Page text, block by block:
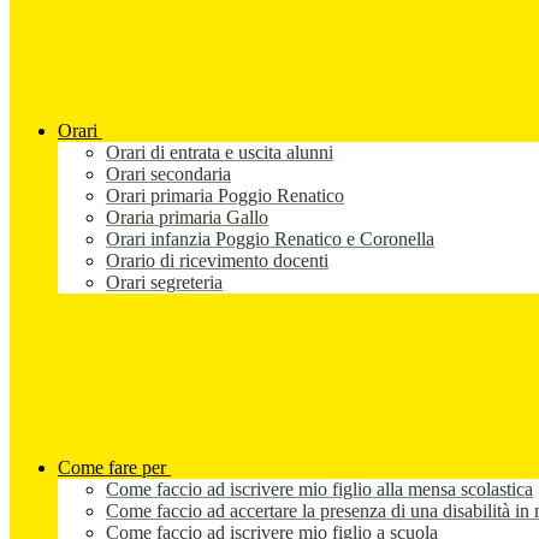
Orari
Orari di entrata e uscita alunni
Orari secondaria
Orari primaria Poggio Renatico
Oraria primaria Gallo
Orari infanzia Poggio Renatico e Coronella
Orario di ricevimento docenti
Orari segreteria
Come fare per
Come faccio ad iscrivere mio figlio alla mensa scolastica
Come faccio ad accertare la presenza di una disabilità
Come faccio ad iscrivere mio figlio a scuola